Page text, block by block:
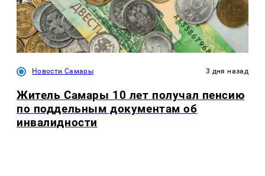
Новости Самары 3 дня назад
Житель Самары 10 лет получал пенсию
по поддельным документам об
инвалидности